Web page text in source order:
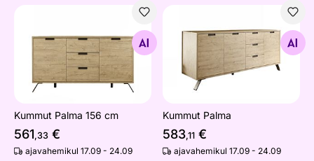
Otsi sarnaseid
Kummut Palma 156 cm
561,33 €
ajavahemikul 17.09 - 24.09
Kummut Palma
Otsi sarnaseid
Kummut Palma
583,11 €
ajavahemikul 17.09 - 24.09